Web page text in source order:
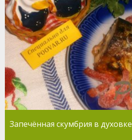
Запечённая скумбрия в духовке